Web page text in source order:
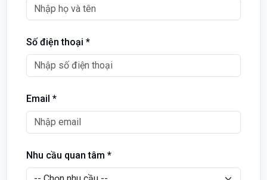
Số điện thoại *
Email *
Nhu cầu quan tâm *